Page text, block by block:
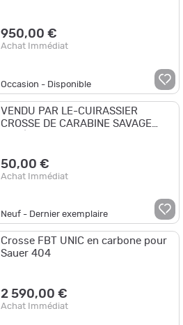
950,00 €
Achat Immédiat
Occasion - Disponible
VENDU PAR LE-CUIRASSIER
CROSSE DE CARABINE SAVAGE
50,00 €
Achat Immédiat
Neuf - Dernier exemplaire
Crosse FBT UNIC en carbone pour
Sauer 404
2 590,00 €
Achat Immédiat